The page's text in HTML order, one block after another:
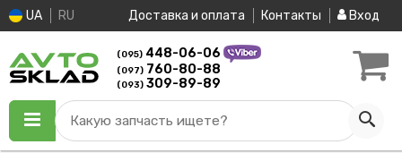
UA RU Доставка и оплата Контакты Вход
(095) 448-06-06
(097) 760-80-88
(093) 309-89-89
Какую запчасть ищете?